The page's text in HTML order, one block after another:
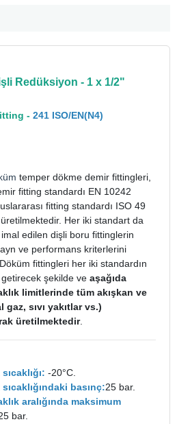
Redüksiyon - 1 x 1/2"
- 241 ISO/EN(N4)
temper dökme demir fittingleri,
fitting standardı EN 10242
fitting standardı ISO 49
Her iki standart da
edilen dişli boru fittinglerin
ve performans kriterlerini
fittingleri her iki standardın
şekilde ve aşağıda
limitlerinde tüm akışkan ve
sıvı yakıtlar vs.)
üretilmektedir.
-20°C.
basınç:25 bar.
aralığında maksimum
bar.